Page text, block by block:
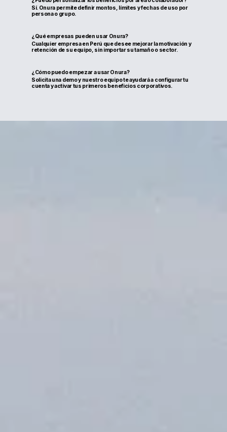
Sí. Onura permite definir montos, límites y fechas de uso por
persona o grupo.
¿Qué empresas pueden usar Onura?
Cualquier empresa en Perú que desee mejorar la motivación y
retención de su equipo, sin importar su tamaño o sector.
¿Cómo puedo empezar a usar Onura?
Solicita una demo y nuestro equipo te ayudará a configurar tu
cuenta y activar tus primeros beneficios corporativos.